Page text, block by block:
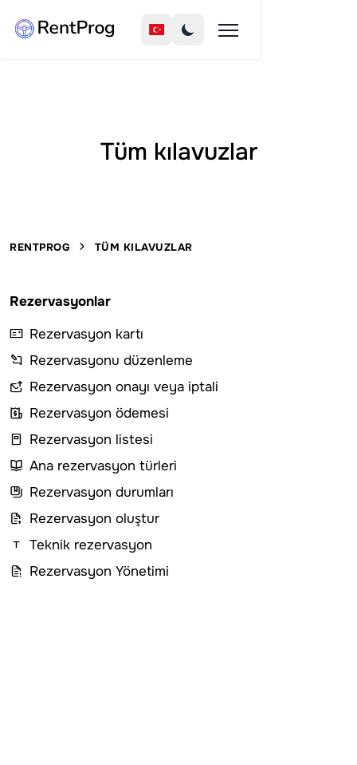
Tüm kılavuzlar
RENTPROG TÜM KILAVUZLAR
Rezervasyonlar
Rezervasyon kartı
Rezervasyonu düzenleme
Rezervasyon onayı veya iptali
Rezervasyon ödemesi
Rezervasyon listesi
Ana rezervasyon türleri
Rezervasyon durumları
Rezervasyon oluştur
Teknik rezervasyon
Rezervasyon Yönetimi